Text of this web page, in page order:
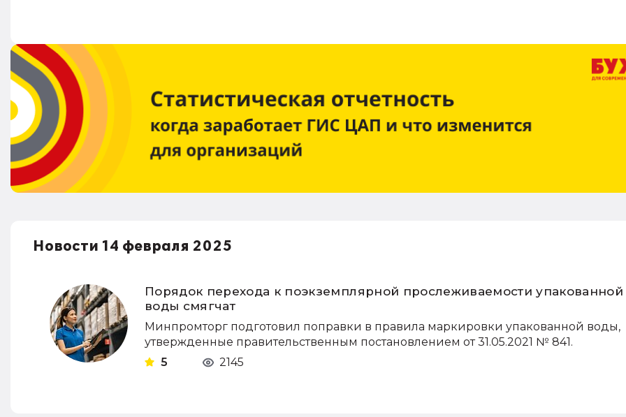
Новости 14 февраля 2025
Порядок перехода к поэкземплярной прослеживаемости упакованной
воды смягчат
Минпромторг подготовил поправки в правила маркировки упакованной воды,
утвержденные правительственным постановлением от 31.05.2021 № 841.
5
2145